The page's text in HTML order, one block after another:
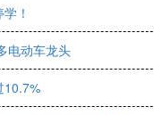
！
电动车龙头
10.7%